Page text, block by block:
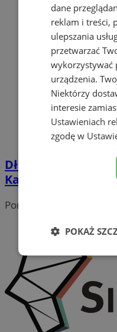
Długi weekend w
Katowicach.
Portal należy do sieci
dane
reklam i treści,
ulepszania
przetwarzać
wykorzystywać
urządzenia.
Niektórzy
interesie
Ustawieniach
zgodę w
POKAŻ
Niezbędne